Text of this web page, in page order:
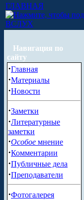
ГЛАВНАЯ
ВСЛУХ
Навигация по
сайту
·Главная
·Материалы
·Новости
·Заметки
·Литературные
заметки
·Особое мнение
·Комментарии
·Публичные дела
·Преподаватели
·Фотогалерея